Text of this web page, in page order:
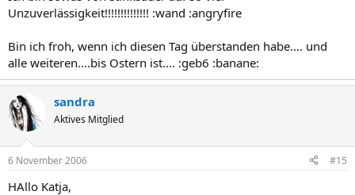
Unzuverlässigkeit!!!!!!!!!!!!!! :wand :angryfire
Bin ich froh, wenn ich diesen Tag überstanden habe.... und
alle weiteren....bis Ostern ist.... :geb6 :banane:
sandra
Aktives Mitglied
6 November 2006 #15
HAllo Katja,